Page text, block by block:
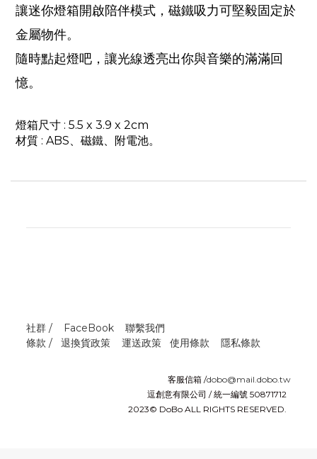
讓迷你燈箱開啟陪伴模式，磁鐵吸力可堅毅固定於
金屬物件。
隨時點起燈吧，讓光線透亮出你與音樂的滿滿回
憶。
燈箱尺寸 : 5.5 x 3.9 x 2cm
材質 : ABS、磁鐵、附電池。
社群 / FaceBook
聯繫我們
條款 / 退換貨政策 運送政策 使用條款 隱私條款
客服信箱 /dobo@mail.dobo.tw
逗創意有限公司 / 統一編號 50871712
2023© DoBo ALL RIGHTS RESERVED.